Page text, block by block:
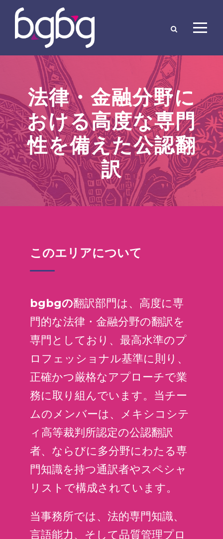
法律・金融分野に
おける高度な専門
性を備えた公認翻
訳
このエリアについて
bgbgの翻訳部門は、高度に専
門的な法律・金融分野の翻訳を
専門としており、最高水準のプ
ロフェッショナル基準に則り、
正確かつ厳格なアプローチで業
務に取り組んでいます。当チー
ムのメンバーは、メキシコシテ
ィ高等裁判所認定の公認翻訳
者、ならびに多分野にわたる専
門知識を持つ通訳者やスペシャ
リストで構成されています。
当事務所では、法的専門知識、
言語能力、そして品質管理プロ